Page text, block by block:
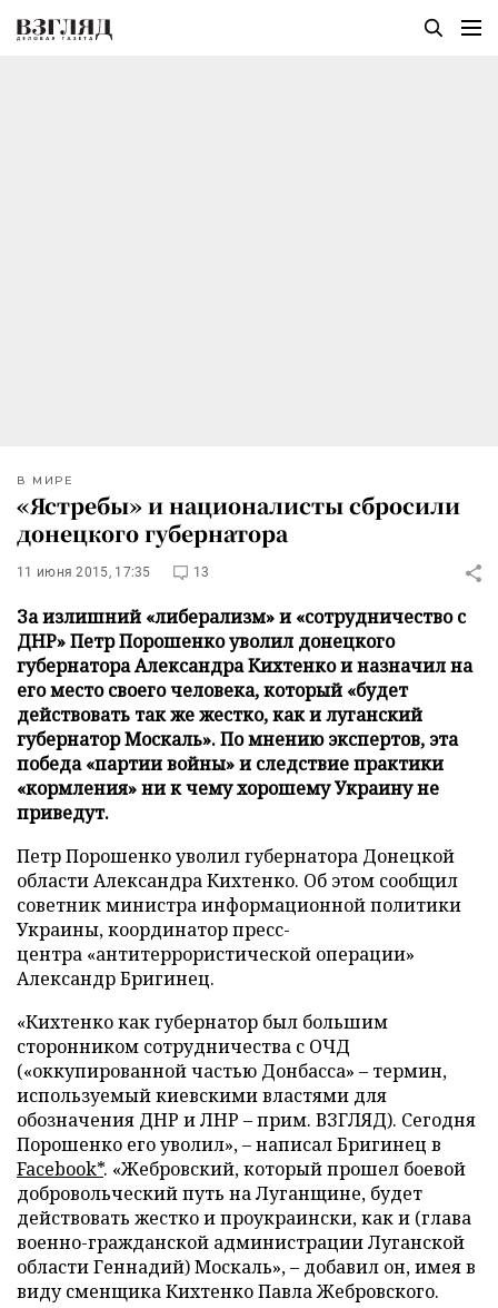
В МИРЕ
«Ястребы» и националисты сбросили
донецкого губернатора
11 июня 2015, 17:35 13
За излишний «либерализм» и «сотрудничество с
ДНР» Петр Порошенко уволил донецкого
губернатора Александра Кихтенко и назначил на
его место своего человека, который «будет
действовать так же жестко, как и луганский
губернатор Москаль». По мнению экспертов, эта
победа «партии войны» и следствие практики
«кормления» ни к чему хорошему Украину не
приведут.
Петр Порошенко уволил губернатора Донецкой
области Александра Кихтенко. Об этом сообщил
советник министра информационной политики
Украины, координатор пресс-
центра «антитеррористической операции»
Александр Бригинец.
«Кихтенко как губернатор был большим
сторонником сотрудничества с ОЧД
(«оккупированной частью Донбасса» – термин,
используемый киевскими властями для
обозначения ДНР и ЛНР – прим. ВЗГЛЯД). Сегодня
Порошенко его уволил», – написал Бригинец в
Facebook*. «Жебровский, который прошел боевой
добровольческий путь на Луганщине, будет
действовать жестко и проукраински, как и (глава
военно-гражданской администрации Луганской
области Геннадий) Москаль», – добавил он, имея в
виду сменщика Кихтенко Павла Жебровского.